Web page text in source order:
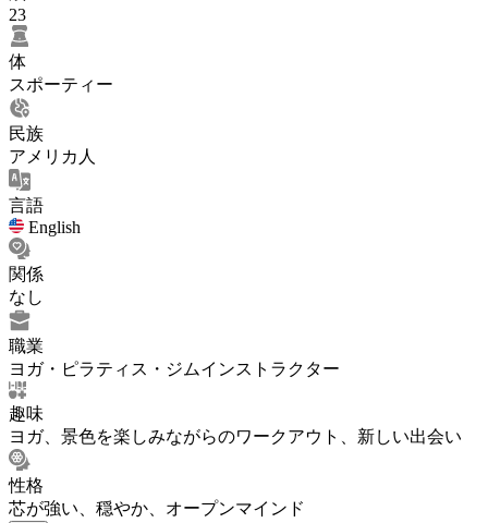
23
体
スポーティー
民族
アメリカ人
言語
English
関係
なし
職業
ヨガ・ピラティス・ジムインストラクター
趣味
ヨガ、景色を楽しみながらのワークアウト、新しい出会い
性格
芯が強い、穏やか、オープンマインド